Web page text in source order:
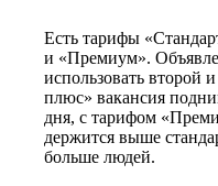
Есть тарифы
и «Премиум».
использовать второй
плюс» вакансия
дня, с тарифом
держится выше
больше людей.